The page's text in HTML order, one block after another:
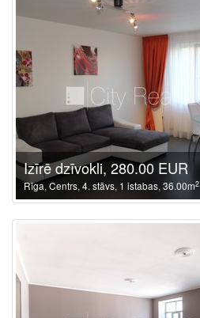
Izīrē dzīvokli, 280.00 EUR
Rīga, Centrs, 4. stāvs, 1 istabas, 36.00m2